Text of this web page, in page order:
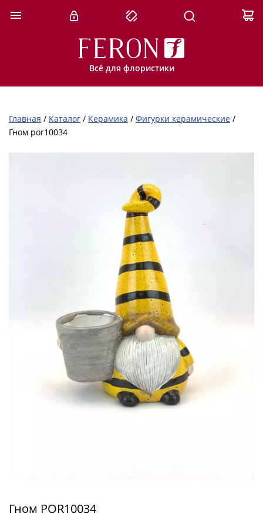
Всё для флористики
Главная / Каталог / Керамика / Фигурки керамические /
Гном por10034
Гном POR10034